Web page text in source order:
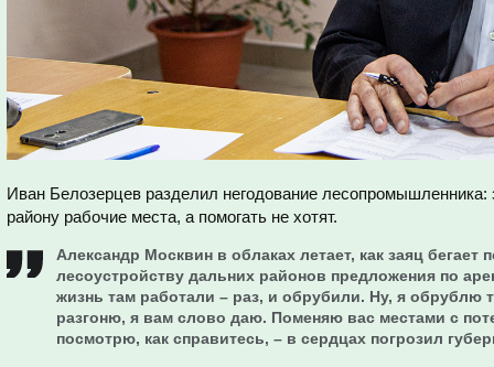
Иван Белозерцев разделил негодование лесопромышленника:
району рабочие места, а помогать не хотят.
Александр Москвин в облаках летает, как заяц бегает
лесоустройству дальних районов предложения по
жизнь там работали – раз, и обрубили. Ну, я обрублю
разгоню, я вам слово даю. Поменяю вас местами с
посмотрю, как справитесь, – в сердцах погрозил